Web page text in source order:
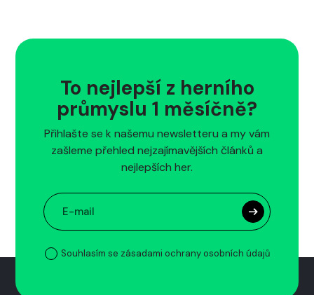
To nejlepší z herního
průmyslu 1 měsíčně?
Přihlašte se k našemu newsletteru a my vám
zašleme přehled nejzajímavějších článků a
nejlepších her.
Souhlasím se zásadami ochrany osobních údajů